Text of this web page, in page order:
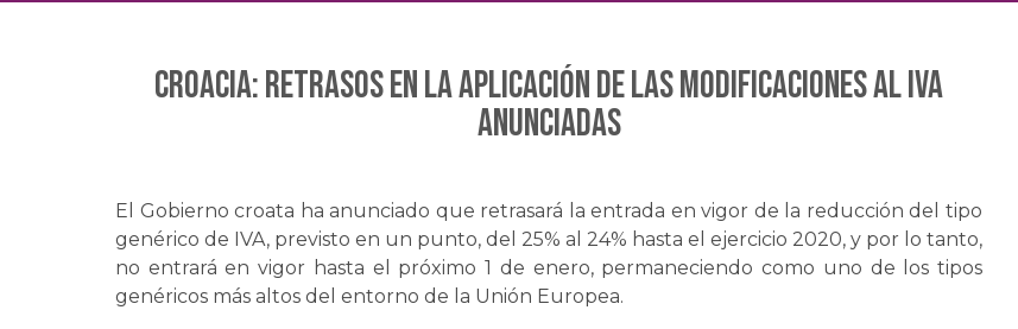
CROACIA: Retrasos en la aplicación de las modificaciones al IVA
anunciadas
El Gobierno croata ha anunciado que retrasará la entrada en vigor de la reducción del tipo
genérico de IVA, previsto en un punto, del 25% al 24% hasta el ejercicio 2020, y por lo tanto,
no entrará en vigor hasta el próximo 1 de enero, permaneciendo como uno de los tipos
genéricos más altos del entorno de la Unión Europea.